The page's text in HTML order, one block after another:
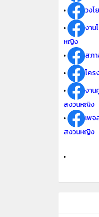
•
วงโ
•
งาน
หญิง
•
สภ
•
โคร
•
งาน
สงวนหญิง
•
เพ
สงวนหญิง
•